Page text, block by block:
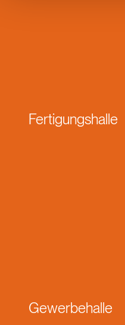
Fertigungshalle
Gewerbehalle